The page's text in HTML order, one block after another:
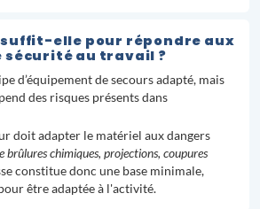
elle pour répondre aux
sécurité au travail ?
d’équipement de secours adapté, mais
des risques présents dans
doit adapter le matériel aux dangers
brûlures chimiques, projections, coupures
constitue donc une base minimale,
être adaptée à l'activité.